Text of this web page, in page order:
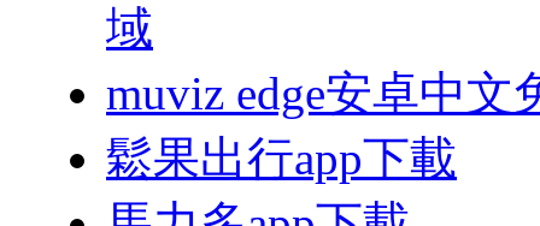
域
muviz edge安卓中文
鬆果出行app下載